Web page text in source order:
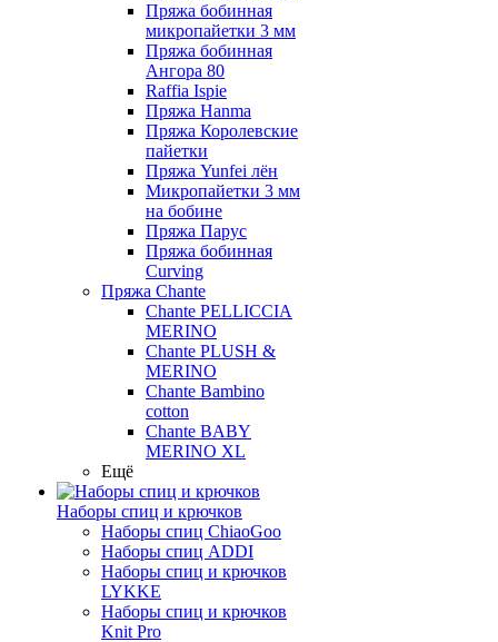
Пряжа бобинная
микропайетки 3 мм
Пряжа бобинная
Ангора 80
Raffia Ispie
Пряжа Hanma
Пряжа Королевские
пайетки
Пряжа Yunfei лён
Микропайетки 3 мм
на бобине
Пряжа Парус
Пряжа бобинная
Curving
Пряжа Chante
Chante PELLICCIA
MERINO
Chante PLUSH &
MERINO
Chante Bambino
cotton
Chante BABY
MERINO XL
Ещё
Наборы спиц и крючков
Наборы спиц ChiaoGoo
Наборы спиц ADDI
Наборы спиц и крючков
LYKKE
Наборы спиц и крючков
Knit Pro